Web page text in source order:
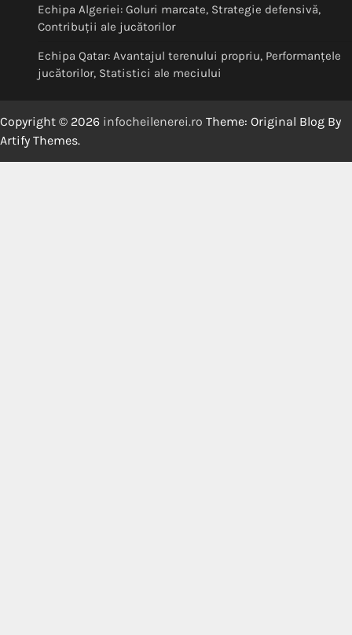
Echipa Algeriei: Goluri marcate, Strategie defensivă,
Contribuții ale jucătorilor
Echipa Qatar: Avantajul terenului propriu, Performanțele
jucătorilor, Statistici ale meciului
Copyright © 2026 infocheilenerei.ro Theme: Original Blog By
Artify Themes.